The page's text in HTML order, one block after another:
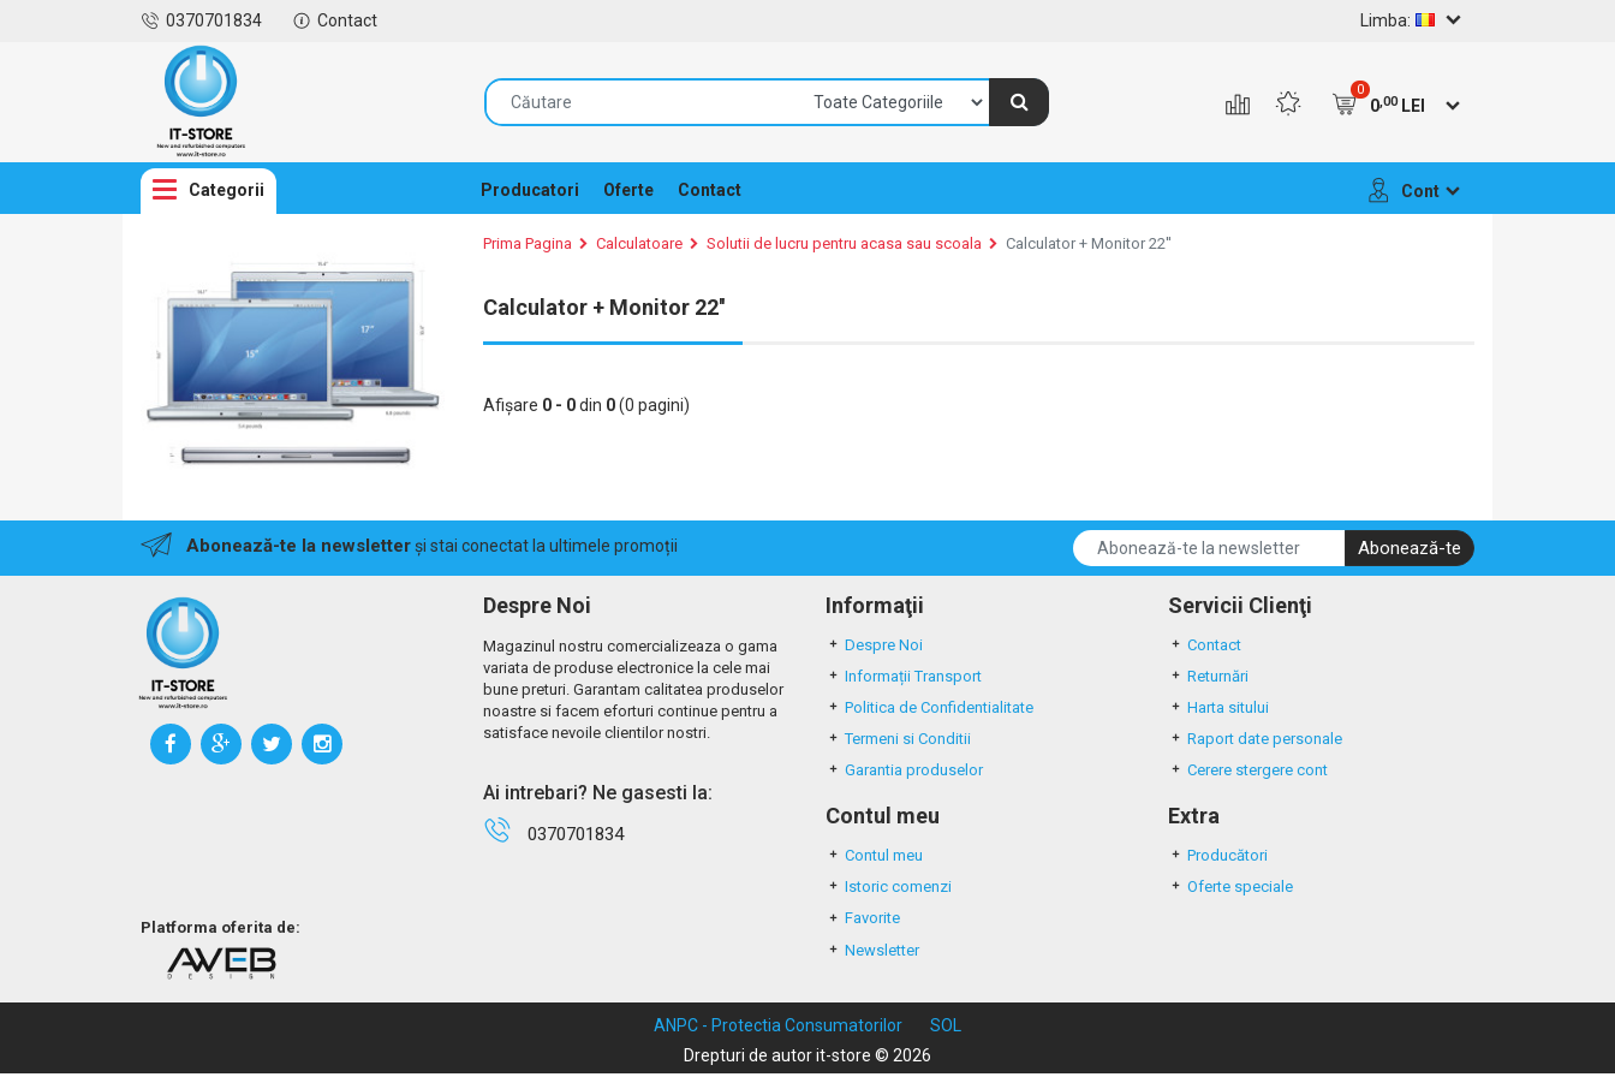
0370701834 Contact Limba:
0
0,00LEI
Categorii Producatori Oferte Contact Cont
Prima Pagina Calculatoare Solutii de lucru pentru acasa sau scoala Calculator + Monitor 22''
Calculator + Monitor 22''
Afişare 0 - 0din 0(0 pagini)
Abonează-te la newsletterși stai conectat la ultimele promoții Abonează-te
Platforma oferita de:
Despre Noi
Magazinul nostru comercializeaza o gama
variata de produse electronice la cele mai
bune preturi. Garantam calitatea produselor
noastre si facem eforturi continue pentru a
satisface nevoile clientilor nostri.
Ai intrebari? Ne gasesti la:
0370701834
Informaţii
Despre Noi
Informații Transport
Politica de Confidentialitate
Termeni si Conditii
Garantia produselor
Servicii Clienţi
Contact
Returnări
Harta sitului
Raport date personale
Cerere stergere cont
Contul meu
Contul meu
Istoric comenzi
Favorite
Newsletter
Extra
Producători
Oferte speciale
ANPC - Protectia Consumatorilor
SOL
Drepturi de autor it-store © 2026